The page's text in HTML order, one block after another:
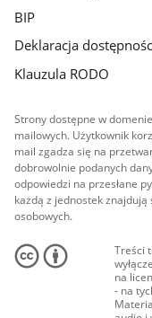
BIP
Deklaracja
Klauzula RODO
Strony dostępne w
mailowych. Użytkownik
mail zgadza się na
dobrowolnie podanych
odpowiedzi na przesłane
każdą z jednostek
osobowych.
Treści
na
- na